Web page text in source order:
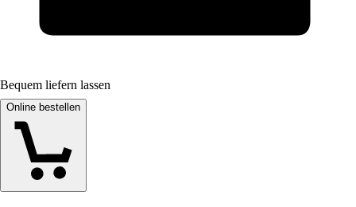
Bequem liefern lassen
Online bestellen